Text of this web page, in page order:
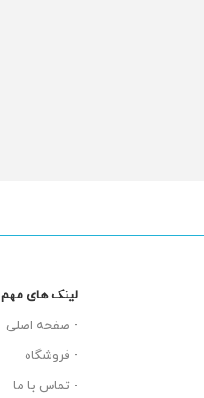
لینک های مهم
- صفحه اصلی
- فروشگاه
- تماس با ما